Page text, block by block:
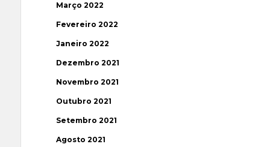
Março 2022
Fevereiro 2022
Janeiro 2022
Dezembro 2021
Novembro 2021
Outubro 2021
Setembro 2021
Agosto 2021